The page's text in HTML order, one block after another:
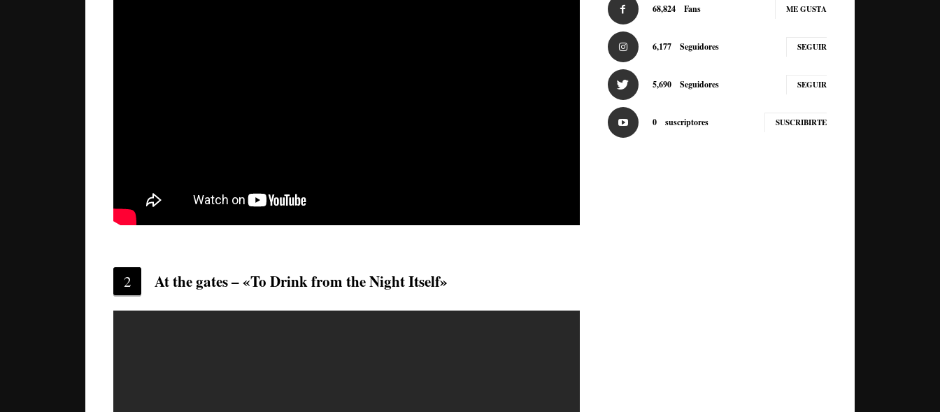
2 At the gates – «To Drink from the Night Itself»
68,824 Fans ME GUSTA
6,177 Seguidores SEGUIR
5,690 Seguidores SEGUIR
0 suscriptores SUSCRIBIRTE